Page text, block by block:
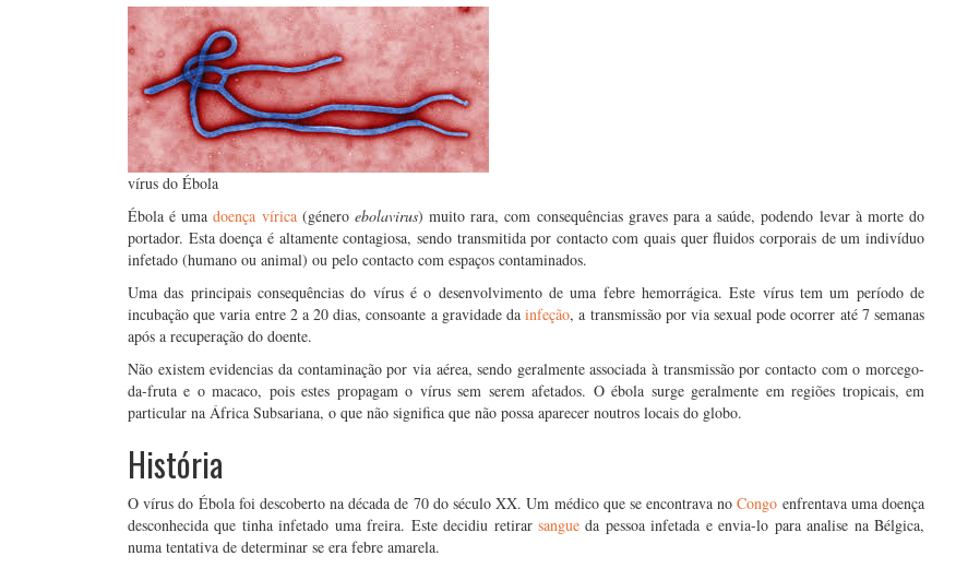
vírus do Ébola
Ébola é umadoença vírica(géneroebolavirus) muito rara, com consequências graves para a saúde, podendo levar à morte do
portador. Esta doença é altamente contagiosa, sendo transmitida por contacto com quais quer fluidos corporais de um indivíduo
infetado (humano ou animal) ou pelo contacto com espaços contaminados.
Uma das principais consequências do vírus é o desenvolvimento de uma febre hemorrágica. Este vírus tem um período de
incubação que varia entre 2 a 20 dias, consoante a gravidade dainfeção, a transmissão por via sexual pode ocorrer até 7 semanas
após a recuperação do doente.
Não existem evidencias da contaminação por via aérea, sendo geralmente associada à transmissão por contacto com o morcego-
da-fruta e o macaco, pois estes propagam o vírus sem serem afetados. O ébola surge geralmente em regiões tropicais, em
particular na África Subsariana, o que não significa que não possa aparecer noutros locais do globo.
História
O vírus do Ébola foi descoberto na década de 70 do século XX. Um médico que se encontrava noCongo enfrentava uma doença
desconhecida que tinha infetado uma freira. Este decidiu retirar sangueda pessoa infetada e envia-lo para analise na Bélgica,
numa tentativa de determinar se era febre amarela.